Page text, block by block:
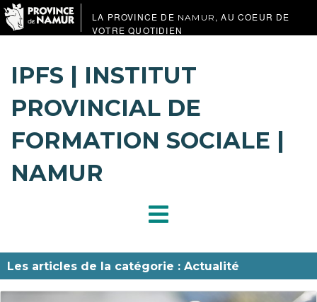
LA PROVINCE DE NAMUR , AU COEUR DE
VOTRE QUOTIDIEN
IPFS | INSTITUT
PROVINCIAL DE
FORMATION SOCIALE |
NAMUR
Les articles de la catégorie : Actualité